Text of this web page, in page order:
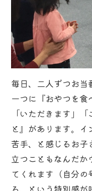
毎日、二人ずつお当
一つに『おやつを食
「いただきます」
と』があります。
苦手、と感じるお子
立つこともなんだか
てくれます（自分